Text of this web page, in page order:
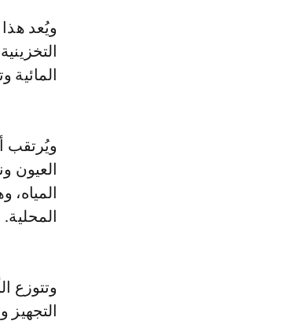
ويُعد هذا الورش من المشاريع المائية الكبرى بالأقاليم الجنوبية، إذ ستصل سعته
المائية
ويُرتقب
العيون
المحلية.
وتتوزع
التجهيز